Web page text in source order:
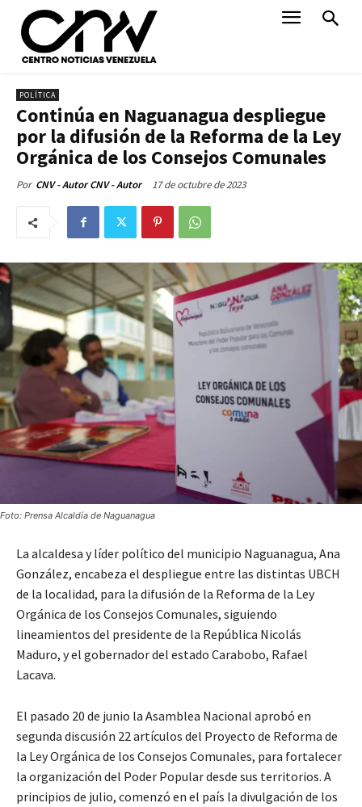
POLÍTICA
Continúa en Naguanagua despliegue
por la difusión de la Reforma de la Ley
Orgánica de los Consejos Comunales
Por CNV - Autor CNV - Autor 17 de octubre de 2023
Foto: Prensa Alcaldía de Naguanagua
La alcaldesa y líder político del municipio Naguanagua, Ana
González, encabeza el despliegue entre las distintas UBCH
de la localidad, para la difusión de la Reforma de la Ley
Orgánica de los Consejos Comunales, siguiendo
lineamientos del presidente de la República Nicolás
Maduro, y el gobernador del estado Carabobo, Rafael
Lacava.
El pasado 20 de junio la Asamblea Nacional aprobó en
segunda discusión 22 artículos del Proyecto de Reforma de
la Ley Orgánica de los Consejos Comunales, para fortalecer
la organización del Poder Popular desde sus territorios. A
principios de julio, comenzó en el país la divulgación de los